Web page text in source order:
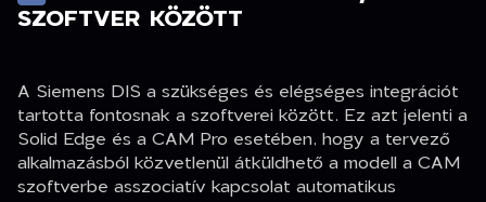
SZOFTVER KÖZÖTT
A Siemens DIS a szükséges és elégséges integrációt
tartotta fontosnak a szoftverei között. Ez azt jelenti a
Solid Edge és a CAM Pro esetében, hogy a tervező
alkalmazásból közvetlenül átküldhető a modell a CAM
szoftverbe asszociatív kapcsolat automatikus